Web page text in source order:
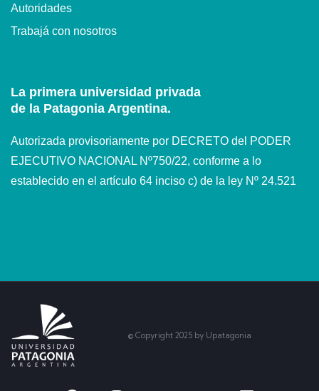
Autoridades
Trabajá con nosotros
La primera universidad privada
de la Patagonia Argentina.
Autorizada provisoriamente por DECRETO del PODER
EJECUTIVO NACIONAL Nº750/22, conforme a lo
establecido en el artículo 64 inciso c) de la ley Nº 24.521
© Copyright 2025 by Upatagonia